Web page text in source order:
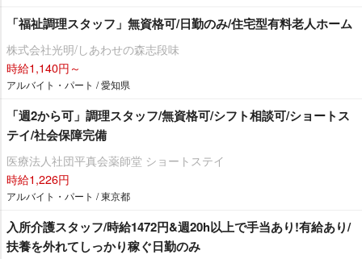
「福祉調理スタッフ」無資格可/日勤のみ/住宅型有料老人ホーム
株式会社光明/しあわせの森志段味
時給1,140円～
アルバイト・パート / 愛知県
「週2から可」調理スタッフ/無資格可/シフト相談可/ショートス
テイ/社会保障完備
医療法人社団平真会薬師堂 ショートステイ
時給1,226円
アルバイト・パート / 東京都
入所介護スタッフ/時給1472円&週20h以上で手当あり!有給あり/
扶養を外れてしっかり稼ぐ日勤のみ